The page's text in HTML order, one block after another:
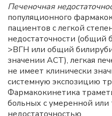
Печеночная
популяционного
пациентов с легкой
недостаточности (общий
>ВГН или общий
значении АСТ), легкая
не имеет клинически
системную экспозицию
Фармакокинетика
больных с умеренной